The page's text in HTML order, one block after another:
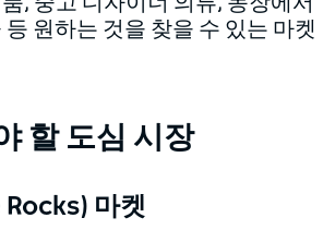
원하는 것을 찾을 수 있는 마켓
할 도심 시장
마켓